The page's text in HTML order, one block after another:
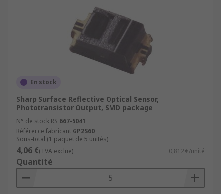
En stock
Sharp Surface Reflective Optical Sensor,
Phototransistor Output, SMD package
N° de stock RS 667-5041
Référence fabricant GP2S60
Sous-total (1 paquet de 5 unités)
4,06 €(TVA exclue) 0,812 €/unité
Quantité